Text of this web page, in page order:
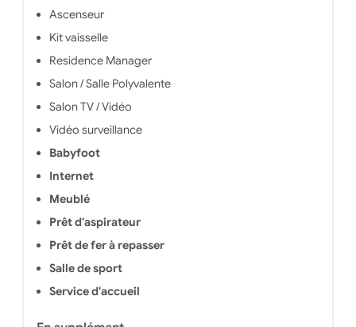
Ascenseur
Kit vaisselle
Residence Manager
Salon / Salle Polyvalente
Salon TV / Vidéo
Vidéo surveillance
Babyfoot
Internet
Meublé
Prêt d'aspirateur
Prêt de fer à repasser
Salle de sport
Service d'accueil